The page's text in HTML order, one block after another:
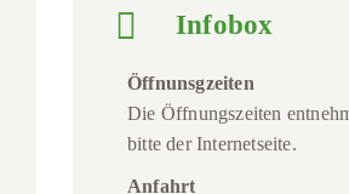
Infobox
Öffnunsgzeiten
Die Öffnungszeiten
bitte der Internetseite.
Anfahrt